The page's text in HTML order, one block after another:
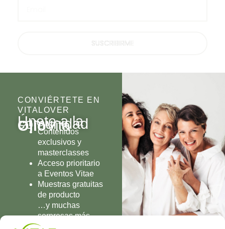
SUSCRIBIRME
CONVIÉRTETE EN
VITALOVER
Únete a la
comunidad
OlioVita
Contenidos
exclusivos y
masterclasses
Acceso prioritario
a Eventos Vitae
Muestras gratuitas
de producto
…y muchas
sorpresas más